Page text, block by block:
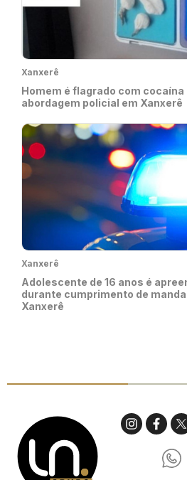
Xanxerê
Homem é flagrado com
abordagem policial em Xanxerê
Xanxerê
Adolescente de 16 anos é
durante cumprimento de
Xanxerê